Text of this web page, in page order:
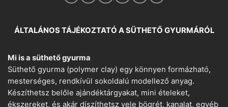
ÁLTALÁNOS TÁJÉKOZTATÓ A SÜTHETŐ GYURMÁRÓL
Mi is a süthető gyurma
Süthető gyurma (polymer clay) egy könnyen formázható,
mesterséges, rendkívül sokoldalú modellező anyag.
Készíthetsz belőle ajándéktárgyakat, mini ételeket,
ékszereket, és akár díszíthetsz vele bögrét, kanalat, egyéb